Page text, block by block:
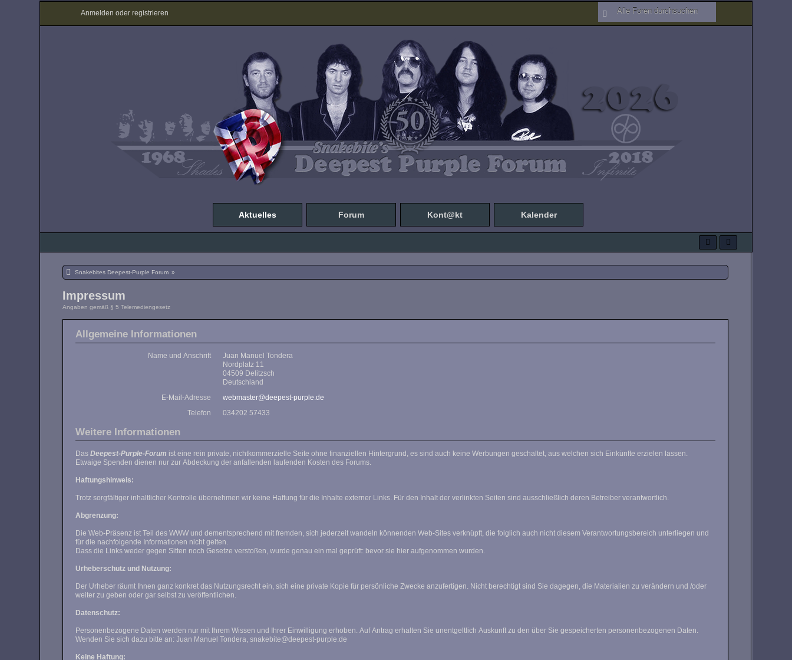
Anmelden oder registrieren
Aktuelles Forum Kont@kt Kalender
Snakebites Deepest-Purple Forum »
Impressum
Angaben gemäß § 5 Telemediengesetz
Allgemeine Informationen
Name und Anschrift
Juan Manuel Tondera
Nordplatz 11
04509 Delitzsch
Deutschland
E-Mail-Adresse
webmaster@deepest-purple.de
Telefon
034202 57433
Weitere Informationen
DasDeepest-Purple-Forum
ist eine rein private, nichtkommerzielle Seite ohne finanziellen Hintergrund, es sind auch keine Werbungen geschaltet, aus welchen sich Einkünfte erzielen lassen.
Etwaige Spenden dienen nur zur Abdeckung der anfallenden laufenden Kosten des Forums.
Haftungshinweis:
Trotz sorgfältiger inhaltlicher Kontrolle übernehmen wir keine Haftung für die Inhalte externer Links. Für den Inhalt der verlinkten Seiten sind ausschließlich deren Betreiber verantwortlich.
Abgrenzung:
Die Web-Präsenz ist Teil des WWW und dementsprechend mit fremden, sich jederzeit wandeln könnenden Web-Sites verknüpft, die folglich auch nicht diesem Verantwortungsbereich unterliegen und
für die nachfolgende Informationen nicht gelten.
Dass die Links weder gegen Sitten noch Gesetze verstoßen, wurde genau ein mal geprüft: bevor sie hier aufgenommen wurden.
Urheberschutz und Nutzung:
Der Urheber räumt Ihnen ganz konkret das Nutzungsrecht ein, sich eine private Kopie für persönliche Zwecke anzufertigen. Nicht berechtigt sind Sie dagegen, die Materialien zu verändern und /oder
weiter zu geben oder gar selbst zu veröffentlichen.
Datenschutz:
Personenbezogene Daten werden nur mit Ihrem Wissen und Ihrer Einwilligung erhoben. Auf Antrag erhalten Sie unentgeltlich Auskunft zu den über Sie gespeicherten personenbezogenen Daten.
Wenden Sie sich dazu bitte an: Juan Manuel Tondera, snakebite@deepest-purple.de
Keine Haftung: